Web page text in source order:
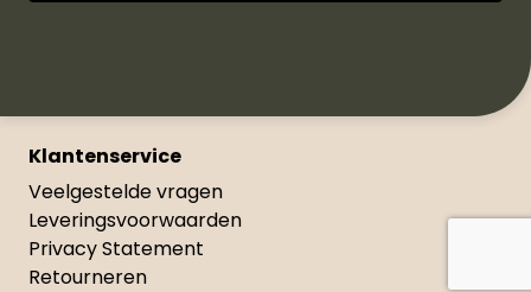
Klantenservice
Veelgestelde vragen
Leveringsvoorwaarden
Privacy Statement
Retourneren